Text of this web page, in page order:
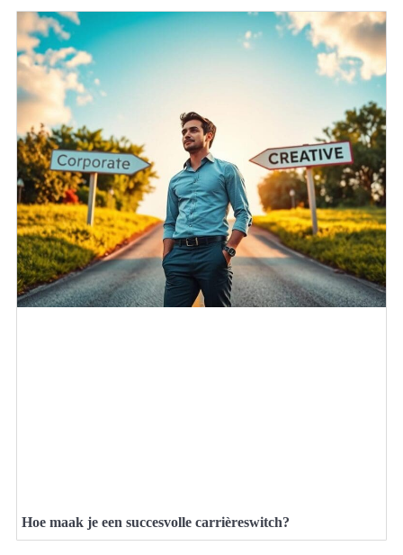
Hoe maak je een succesvolle carrièreswitch?